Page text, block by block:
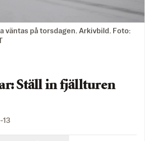
väntas på torsdagen. Arkivbild. Foto:
Ställ in fjällturen
13